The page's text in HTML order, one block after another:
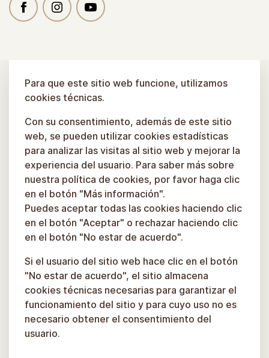
Para que este sitio web funcione, utilizamos
cookies técnicas.
Con su consentimiento, además de este sitio
web, se pueden utilizar cookies estadísticas
para analizar las visitas al sitio web y mejorar la
experiencia del usuario. Para saber más sobre
nuestra política de cookies, por favor haga clic
en el botón "Más información".
Puedes aceptar todas las cookies haciendo clic
en el botón "Aceptar" o rechazar haciendo clic
en el botón "No estar de acuerdo".
Si el usuario del sitio web hace clic en el botón
"No estar de acuerdo", el sitio almacena
cookies técnicas necesarias para garantizar el
funcionamiento del sitio y para cuyo uso no es
necesario obtener el consentimiento del
usuario.